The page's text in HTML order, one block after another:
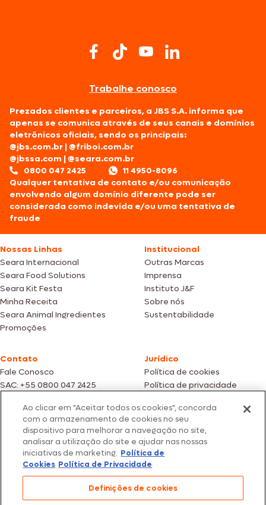
Trabalhe conosco
Prezados clientes e parceiros, a JBS S.A. informa que
apenas se comunica através de seus canais e domínios
eletrônicos oficiais, sendo os principais:
@jbs.com.br |@friboi.com.br
@jbssa.com |@seara.com.br
0800 047 2425
11 4950-8096
Qualquer tentativa de contato e/ou comunicação
envolvendo algum domínio diferente pode ser
considerada como indevida e/ou uma tentativa de
fraude
Nossas Linhas
Seara Internacional
Seara Food Solutions
Seara Kit Festa
Minha Receita
Seara Animal Ingredientes
Promoções
Institucional
Outras Marcas
Imprensa
Instituto J&F
Sobre nós
Sustentabilidade
Contato
Fale Conosco
SAC: +55 0800 047 2425
Jurídico
Política de cookies
Política de privacidade
Fotos meramente ilustrativas | Ofertas válidas enquanto durarem os
estoques dos nossos parceiros | Vendas sujeitas a análise e confirmação
de dados.
Os preços, promoções e condições de pagamento são válidos
exclusivamente para compras efetuadas em nossos parceiros.
Todos os produtos estão sujeitos a disponibilidade de estoque.
São Paulo/SP – CEP 05.118-100
© 2026 Seara. Todos os direitos reservados
Ao clicar em "Aceitar todos os cookies", concorda
com o armazenamento de cookies no seu
dispositivo para melhorar a navegação no site,
analisar a utilização do site e ajudar nas nossas
iniciativas de marketing. Política de
Cookies Política de Privacidade
Definições de cookies